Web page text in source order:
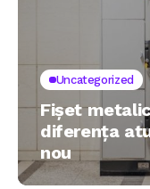
Uncategorized
Fișet
diferența
nou